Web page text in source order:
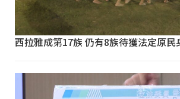
西拉雅成第17族 仍有8族待獲法定原民